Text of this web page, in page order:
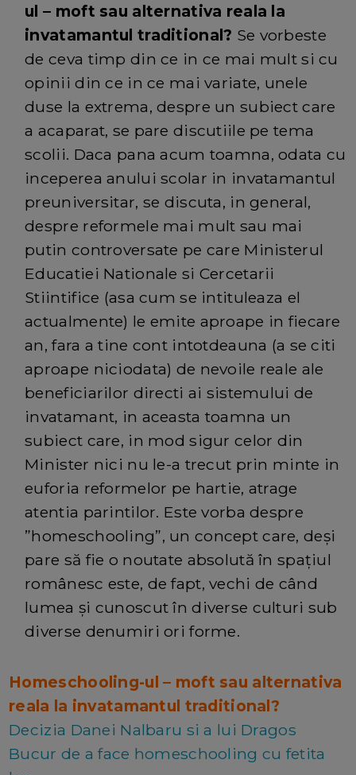
ul – moft sau alternativa reala la
invatamantul traditional? Se vorbeste
de ceva timp din ce in ce mai mult si cu
opinii din ce in ce mai variate, unele
duse la extrema, despre un subiect care
a acaparat, se pare discutiile pe tema
scolii. Daca pana acum toamna, odata cu
inceperea anului scolar in invatamantul
preuniversitar, se discuta, in general,
despre reformele mai mult sau mai
putin controversate pe care Ministerul
Educatiei Nationale si Cercetarii
Stiintifice (asa cum se intituleaza el
actualmente) le emite aproape in fiecare
an, fara a tine cont intotdeauna (a se citi
aproape niciodata) de nevoile reale ale
beneficiarilor directi ai sistemului de
invatamant, in aceasta toamna un
subiect care, in mod sigur celor din
Minister nici nu le-a trecut prin minte in
euforia reformelor pe hartie, atrage
atentia parintilor. Este vorba despre
”homeschooling”, un concept care, deși
pare să fie o noutate absolută în spațiul
românesc este, de fapt, vechi de când
lumea și cunoscut în diverse culturi sub
diverse denumiri ori forme.
Homeschooling-ul – moft sau alternativa
reala la invatamantul traditional?
Decizia Danei Nalbaru si a lui Dragos
Bucur de a face homeschooling cu fetita